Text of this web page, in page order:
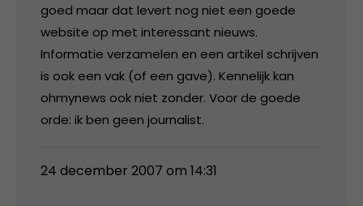
goed maar dat levert nog niet een goede
website op met interessant nieuws.
Informatie verzamelen en een artikel schrijven
is ook een vak (of een gave). Kennelijk kan
ohmynews ook niet zonder. Voor de goede
orde: ik ben geen journalist.
24 december 2007 om 14:31